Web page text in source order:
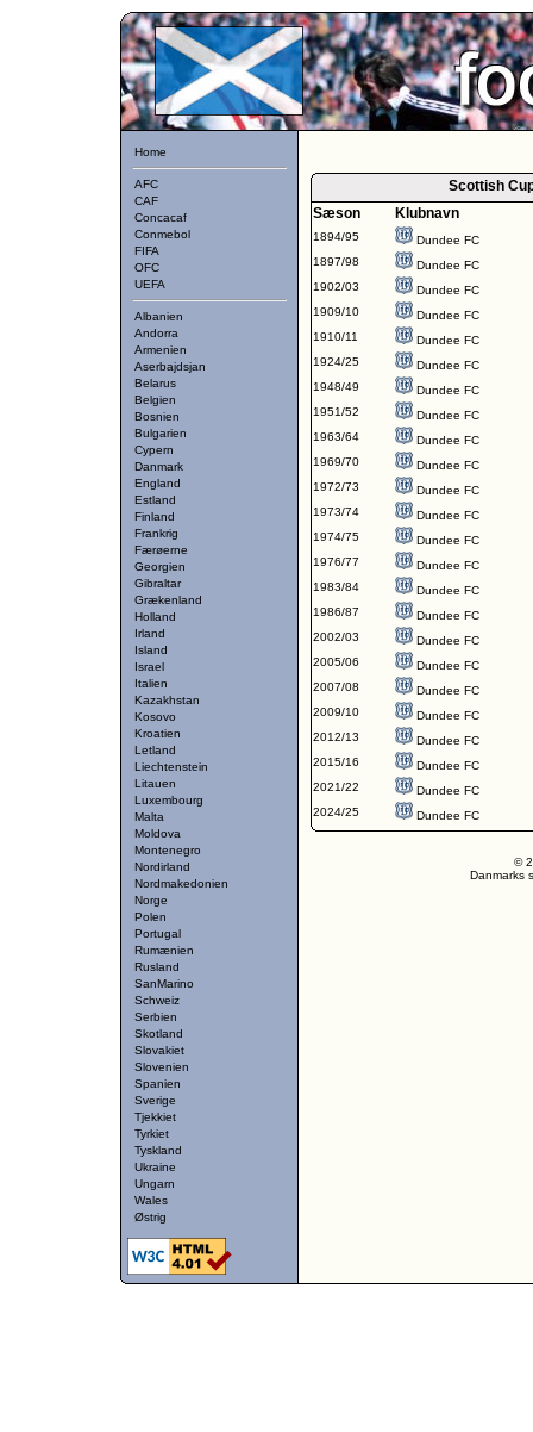
Home
AFC
CAF
Concacaf
Conmebol
FIFA
OFC
UEFA
Albanien
Andorra
Armenien
Aserbajdsjan
Belarus
Belgien
Bosnien
Bulgarien
Cypern
Danmark
England
Estland
Finland
Frankrig
Færøerne
Georgien
Gibraltar
Grækenland
Holland
Irland
Island
Israel
Italien
Kazakhstan
Kosovo
Kroatien
Letland
Liechtenstein
Litauen
Luxembourg
Malta
Moldova
Montenegro
Nordirland
Nordmakedonien
Norge
Polen
Portugal
Rumænien
Rusland
SanMarino
Schweiz
Serbien
Skotland
Slovakiet
Slovenien
Spanien
Sverige
Tjekkiet
Tyrkiet
Tyskland
Ukraine
Ungarn
Wales
Østrig
Scottish
Sæson
Klubnavn
1894/95
Dundee FC
1897/98
Dundee FC
1902/03
Dundee FC
1909/10
Dundee FC
1910/11
Dundee FC
1924/25
Dundee FC
1948/49
Dundee FC
1951/52
Dundee FC
1963/64
Dundee FC
1969/70
Dundee FC
1972/73
Dundee FC
1973/74
Dundee FC
1974/75
Dundee FC
1976/77
Dundee FC
1983/84
Dundee FC
1986/87
Dundee FC
2002/03
Dundee FC
2005/06
Dundee FC
2007/08
Dundee FC
2009/10
Dundee FC
2012/13
Dundee FC
2015/16
Dundee FC
2021/22
Dundee FC
2024/25
Dundee FC
©
Danmarks